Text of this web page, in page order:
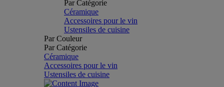
Par Catégorie
Céramique
Accessoires pour le vin
Ustensiles de cuisine
Par Couleur
Par Catégorie
Céramique
Accessoires pour le vin
Ustensiles de cuisine